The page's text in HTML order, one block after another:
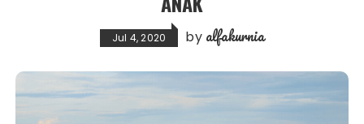
Jul 4, 2020 by alfakurnia